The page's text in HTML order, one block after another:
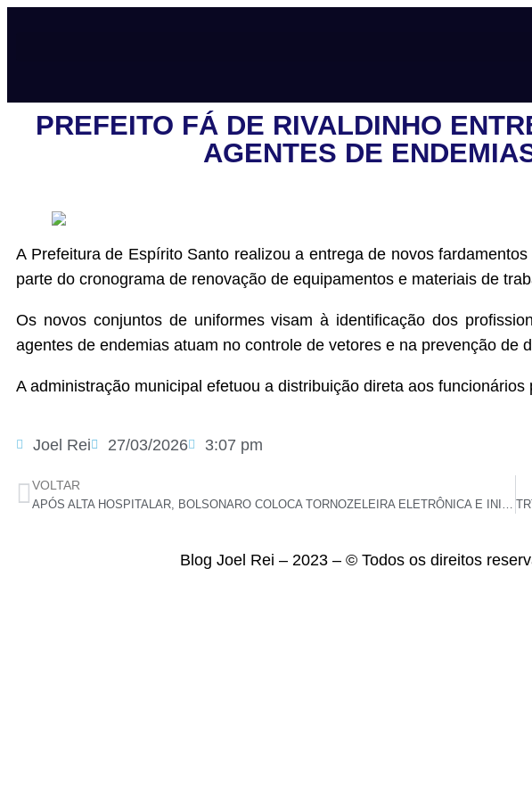
PREFEITO FÁ DE RIVALDINHO
AGENTES DE
A Prefeitura de Espírito Santo realizou a entrega de novos
parte do cronograma de renovação de equipamentos e materiais de
Os novos conjuntos de uniformes visam à identificação dos
agentes de endemias atuam no controle de vetores e na prevenção de
A administração municipal efetuou a distribuição direta aos
Joel Rei 27/03/2026 3:07 pm
VOLTAR
APÓS ALTA HOSPITALAR, BOLSONARO COLOCA TORNOZELEIRA ELETRÔNICA E INICIA PRISÃO DOMICILIAR POR 90 DIAS
Blog Joel Rei – 2023 – © Todos os direitos